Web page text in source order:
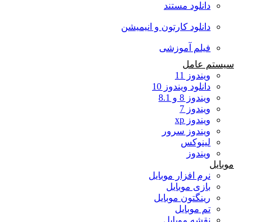
دانلود مستند
دانلود کارتون و انیمیشن
فیلم آموزشی
سیستم عامل
ویندوز 11
دانلود ویندوز 10
ویندوز 8 و 8.1
ویندوز 7
ویندوز xp
ویندوز سرور
لینوکس
ویندوز
موبایل
نرم افزار موبایل
بازی موبایل
رینگتون موبایل
تم موبایل
نقشه موبایل